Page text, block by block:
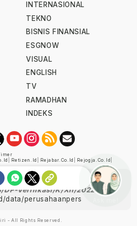
INTERNASIONAL
TEKNO
BISNIS FINANSIAL
ESGNOW
VISUAL
ENGLISH
TV
RAMADHAN
INDEKS
Retizen.id Rejabar.co.id Rejogja.co.id
oleh Dewan Pers
DP-Verifikasi/K/XII/2022
data/perusahaanpers
- All Rights Reserved.